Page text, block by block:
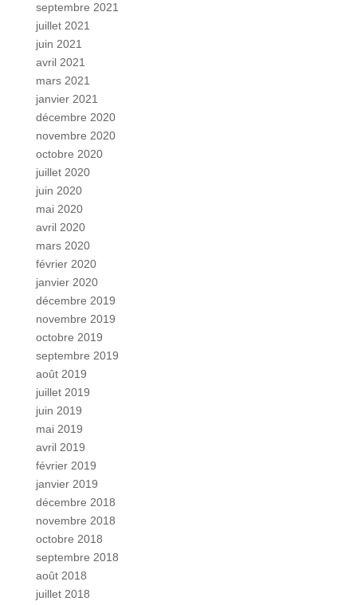
septembre 2021
juillet 2021
juin 2021
avril 2021
mars 2021
janvier 2021
décembre 2020
novembre 2020
octobre 2020
juillet 2020
juin 2020
mai 2020
avril 2020
mars 2020
février 2020
janvier 2020
décembre 2019
novembre 2019
octobre 2019
septembre 2019
août 2019
juillet 2019
juin 2019
mai 2019
avril 2019
février 2019
janvier 2019
décembre 2018
novembre 2018
octobre 2018
septembre 2018
août 2018
juillet 2018